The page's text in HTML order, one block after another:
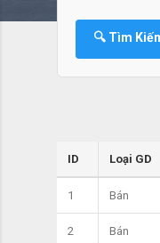
🔍 Tìm
ID Loại GD
1 Bán
2 Bán